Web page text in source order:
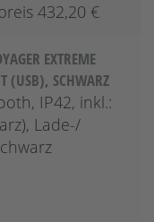
432,20 €
EXTREME
(USB), SCHWARZ
IP42, inkl.:
Lade-/